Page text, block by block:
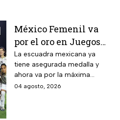
México Femenil va
por el oro en Juegos
Centroamericanos; ya
conoce a su rival
La escuadra mexicana ya
tiene asegurada medalla y
ahora va por la máxima
presea en los Juegos
04 agosto, 2026